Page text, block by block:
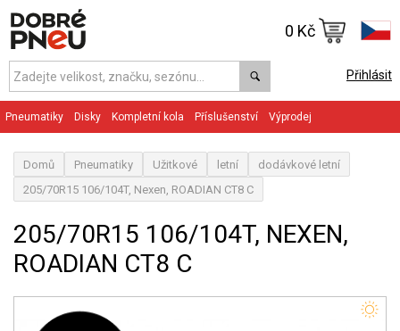
Přihlásit
0 Kč
Pneumatiky Disky Kompletní kola Příslušenství Výprodej
Domů Pneumatiky Užitkové letní
dodávkové letní
205/70R15 106/104T, Nexen, ROADIAN CT8 C
205/70R15 106/104T, NEXEN,
ROADIAN CT8 C